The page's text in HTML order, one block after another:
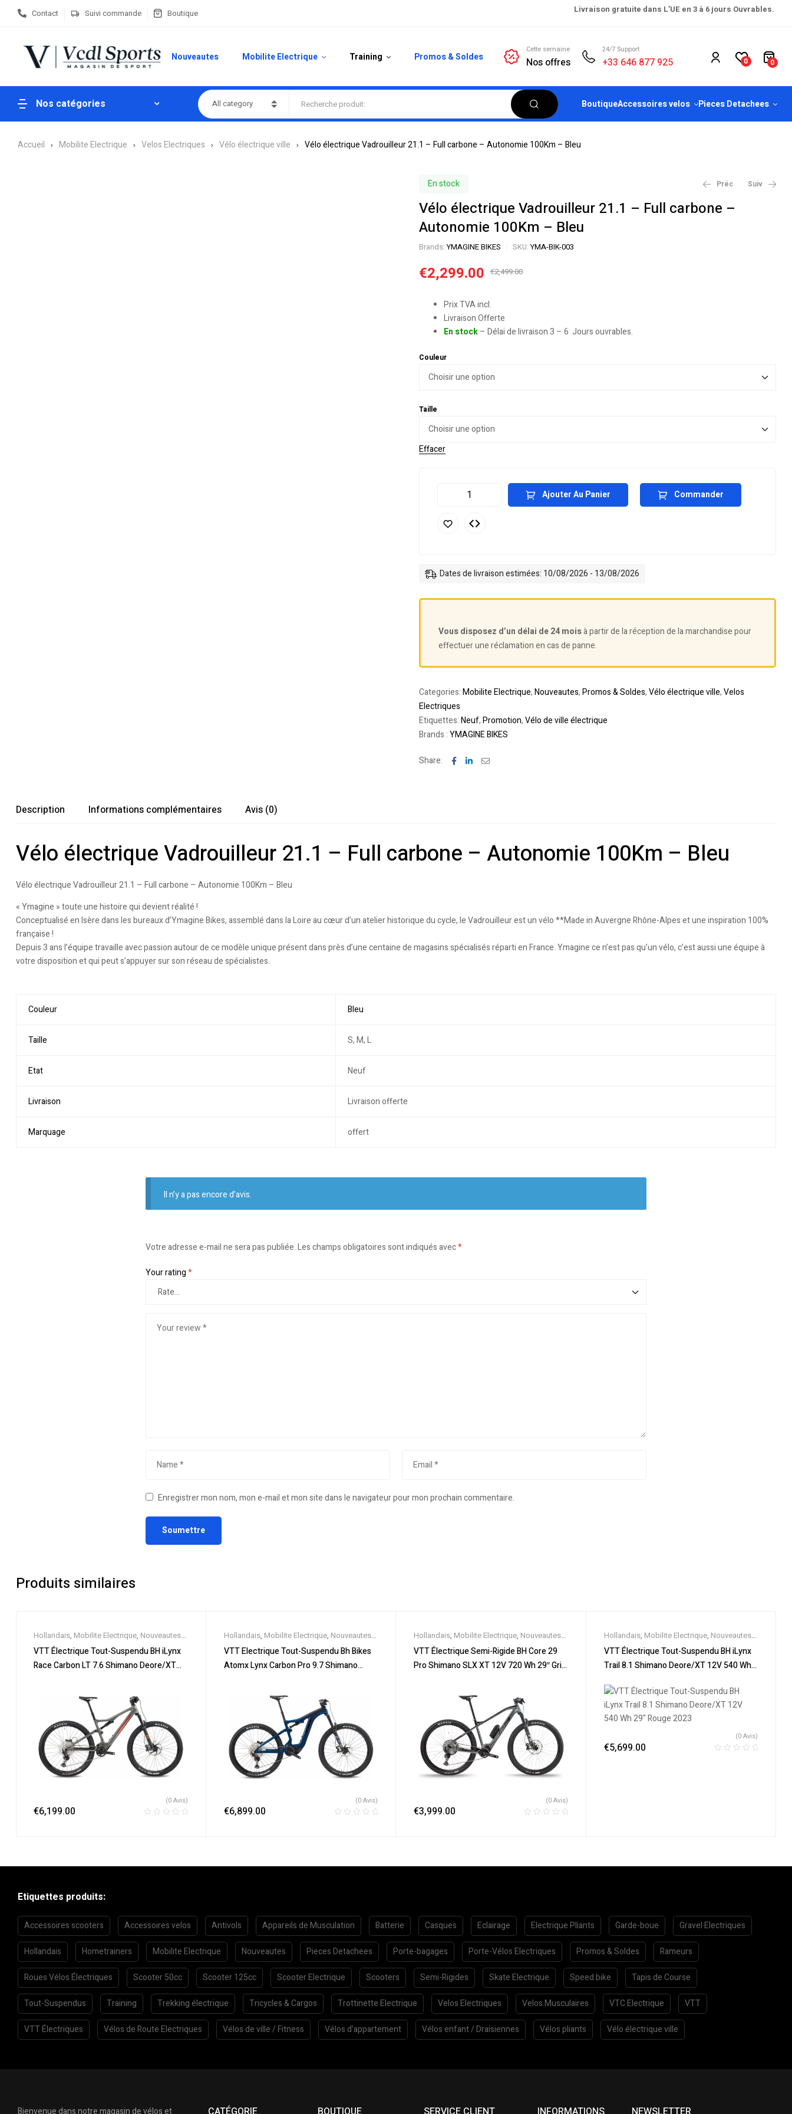
Contact Suivi commande Boutique Livraison gratuite dans L’UE en 3 à 6 jours Ouvrables.
Nouveautes Mobilite Electrique Training Promos & Soldes
Cette semaine
Nos offres
24/7 Support
+33 646 877 925 0 0
Nos catégories All category BoutiqueAccessoires velos Pieces Detachees
Accueil Mobilite Electrique Velos Electriques Vélo électrique ville Vélo électrique Vadrouilleur 21.1 – Full carbone – Autonomie 100Km – Bleu
En stock Préc Suiv
Vélo électrique Vadrouilleur 21.1 – Full carbone –
Autonomie 100Km – Bleu
Brands:YMAGINE BIKES SKU:YMA-BIK-003
€2,499.00
€2,299.00
Prix TVA incl.
Livraison Offerte
En stock – Délai de livraison 3 – 6 Jours ouvrables.
Couleur
Taille
Effacer
Ajouter Au Panier Commander
Dates de livraison estimées: 10/08/2026 - 13/08/2026
Vous disposez d’un délai de 24 moisà partir de la réception de la marchandise pour
effectuer une réclamation en cas de panne.
Categories:Mobilite Electrique,Nouveautes,Promos & Soldes,Vélo électrique ville,Velos
Electriques
Etiquettes:Neuf,Promotion,Vélo de ville électrique
Brands :YMAGINE BIKES
Share: Facebook
LinkedinEmail
Description Informations complémentaires Avis (0)
Vélo électrique Vadrouilleur 21.1 – Full carbone – Autonomie 100Km – Bleu
Vélo électrique Vadrouilleur 21.1 – Full carbone – Autonomie 100Km – Bleu
« Ymagine » toute une histoire qui devient réalité !
Conceptualisé en Isère dans les bureaux d’Ymagine Bikes, assemblé dans la Loire au cœur d’un atelier historique du cycle, le Vadrouilleur est un vélo **Made in Auvergne Rhône-Alpes et une inspiration 100%
française !
Depuis 3 ans l’équipe travaille avec passion autour de ce modèle unique présent dans près d’une centaine de magasins spécialisés réparti en France. Ymagine ce n’est pas qu’un vélo, c’est aussi une équipe à
votre disposition et qui peut s’appuyer sur son réseau de spécialistes.
Couleur Bleu
Taille S, M, L
Etat Neuf
Livraison Livraison offerte
Marquage offert
Il n’y a pas encore d’avis.
Votre adresse e-mail ne sera pas publiée.Les champs obligatoires sont indiqués avec*
Your rating*
Enregistrer mon nom, mon e-mail et mon site dans le navigateur pour mon prochain commentaire.
Produits similaires
Hollandais, Mobilite Electrique, Nouveautes,
Promos & Soldes,Tout-Suspendus,Vélo
électrique ville ,Velos Electriques,VTT
VTT Électrique Tout-Suspendu BH iLynx
Race Carbon LT 7.6 Shimano Deore/XT
€6,199.00
(0 Avis)
Hollandais, Mobilite Electrique, Nouveautes,
Promos & Soldes,Tout-Suspendus,Vélo
électrique ville,Velos Electriques,VTT
VTT Electrique Tout-Suspendu Bh Bikes
Atomx Lynx Carbon Pro 9.7 Shimano
€6,899.00
(0 Avis)
Hollandais, Mobilite Electrique, Nouveautes,
Promos & Soldes,Semi-Rigides,Vélo
électrique ville ,Velos Electriques,VTT
VTT Électrique Semi-Rigide BH Core 29
Pro Shimano SLX XT 12V 720 Wh 29″ Gris
€3,999.00
(0 Avis)
Hollandais, Mobilite Electrique, Nouveautes,
Promos & Soldes,Tout-Suspendus,Vélo
électrique ville,Velos Electriques,VTT
VTT Électrique Tout-Suspendu BH iLynx
Trail 8.1 Shimano Deore/XT 12V 540 Wh
€5,699.00
(0 Avis)
Etiquettes produits:
Accessoires scooters Accessoires velos Antivols Appareils de Musculation Batterie Casques Eclairage Electrique Pliants Garde-boue Gravel Electriques
Hollandais Hometrainers Mobilite Electrique Nouveautes Pieces Detachees Porte-bagages Porte-Vélos Electriques Promos & Soldes Rameurs
Roues Vélos Électriques Scooter 50cc Scooter 125cc Scooter Electrique Scooters Semi-Rigides Skate Electrique Speed bike Tapis de Course
Tout-Suspendus Training Trekking électrique Tricycles & Cargos Trottinette Electrique Velos Electriques Velos Musculaires VTC Electrique VTT
VTT Électriques Vélos de Route Electriques Vélos de ville / Fitness Vélos d’appartement Vélos enfant / Draisiennes Vélos pliants Vélo électrique ville